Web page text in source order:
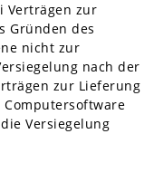
Verträgen zur
Gründen des
nicht zur
nach der
zur Lieferung
Versiegelung